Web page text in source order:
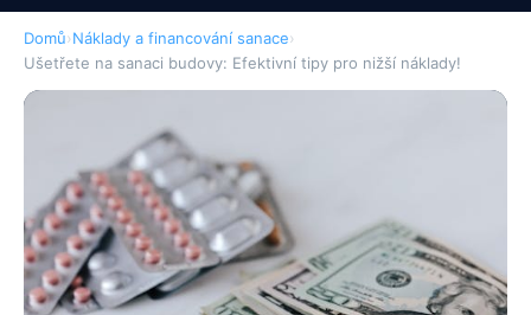
Domů›Náklady a financování sanace›
Ušetřete na sanaci budovy: Efektivní tipy pro nižší náklady!